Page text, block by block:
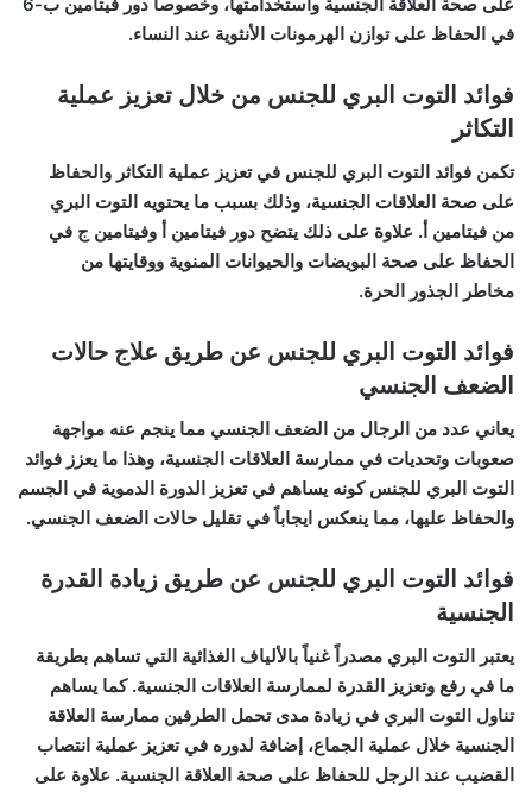
على صحة العلاقة الجنسية واستخدامتها، وخصوصاً دور فيتامين ب-6
في الحفاظ على توازن الهرمونات الأنثوية عند النساء.
فوائد التوت البري للجنس من خلال تعزيز عملية
التكاثر
تكمن فوائد التوت البري للجنس في تعزيز عملية التكاثر والحفاظ
على صحة العلاقات الجنسية، وذلك بسبب ما يحتويه التوت البري
من فيتامين أ. علاوة على ذلك يتضح دور فيتامين أ وفيتامين ج في
الحفاظ على صحة البويضات والحيوانات المنوية ووقايتها من
مخاطر الجذور الحرة.
فوائد التوت البري للجنس عن طريق علاج حالات
الضعف الجنسي
يعاني عدد من الرجال من الضعف الجنسي مما ينجم عنه مواجهة
صعوبات وتحديات في ممارسة العلاقات الجنسية، وهذا ما يعزز فوائد
التوت البري للجنس كونه يساهم في تعزيز الدورة الدموية في الجسم
والحفاظ عليها، مما ينعكس ايجاباً في تقليل حالات الضعف الجنسي.
فوائد التوت البري للجنس عن طريق زيادة القدرة
الجنسية
يعتبر التوت البري مصدراً غنياً بالألياف الغذائية التي تساهم بطريقة
ما في رفع وتعزيز القدرة لممارسة العلاقات الجنسية. كما يساهم
تناول التوت البري في زيادة مدى تحمل الطرفين ممارسة العلاقة
الجنسية خلال عملية الجماع، إضافة لدوره في تعزيز عملية انتصاب
القضيب عند الرجل للحفاظ على صحة العلاقة الجنسية. علاوة على